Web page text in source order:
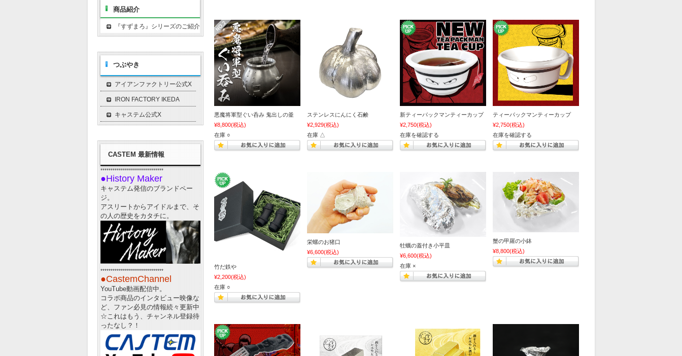
悪魔将軍型ぐい呑み 鬼出しの釜
¥8,800(税込)
在庫 ○
ステンレスにんにく石鹸
¥2,929(税込)
在庫 △
新ティーパックマンティーカップ
¥2,750(税込)
在庫を確認する
ティーパックマンティーカップ
¥2,750(税込)
在庫を確認する
竹だ鉄や
¥2,200(税込)
在庫 ○
栄螺のお猪口
¥6,600(税込)
牡蠣の蓋付き小平皿
¥6,600(税込)
在庫 ×
蟹の甲羅の小鉢
¥8,800(税込)
商品紹介
『すずまろ』シリーズのご紹介
つぶやき
アイアンファクトリー公式X
IRON FACTORY IKEDA
キャステム公式X
CASTEM 最新情報
*******************************
●History Maker
キャステム発信のブランドペー
ジ。
アスリートからアイドルまで、そ
の人の歴史をカタチに。
*******************************
●CastemChannel
YouTube動画配信中。
コラボ商品のインタビュー映像な
ど、ファン必見の情報続々更新中
☆これはもう、チャンネル登録待
ったなし？！